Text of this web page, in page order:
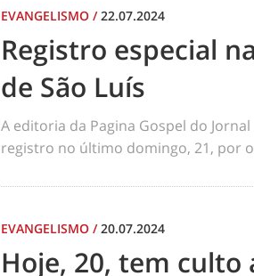
EVANGELISMO /22.07.2024
Registro especial
de São Luís
A editoria da Pagina Gospel do
registro no último domingo, 21, por
EVANGELISMO /20.07.2024
Hoje, 20, tem culto